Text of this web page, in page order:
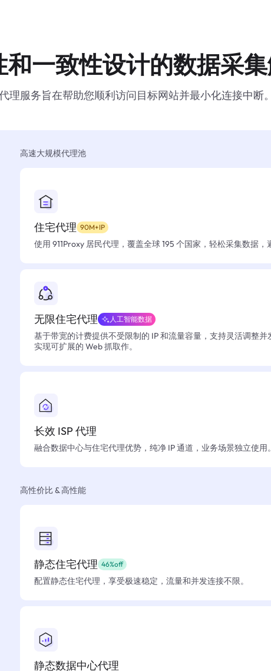
和一致性设计的数据采
理服务旨在帮助您顺利访问目标网站并最小化连接中断。
高速大规模代理池
住宅代理 90M+IP
使用 911Proxy 居民代理，覆盖全球 195 个国家，轻松采集数据，
无限住宅代理 人工智能数据
基于带宽的计费提供不受限制的 IP 和流量容量，支持灵活调整并
实现可扩展的 Web 抓取作。
长效 ISP 代理
融合数据中心与住宅代理优势，纯净 IP 通道，业务场景独立使用。
高性价比 & 高性能
静态住宅代理 46%off
配置静态住宅代理，享受极速稳定，流量和并发连接不限。
静态数据中心代理